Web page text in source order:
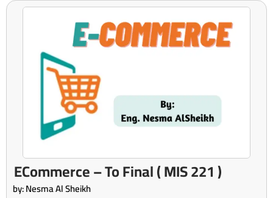
( MIS 221 ) ECommerce – To Final
by: Nesma Al Sheikh